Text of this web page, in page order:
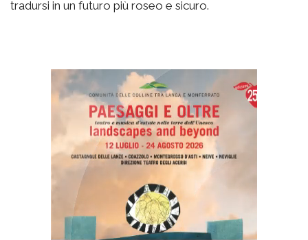
tradursi in un futuro più roseo e sicuro.